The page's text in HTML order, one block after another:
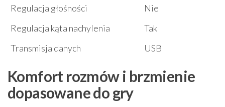
Regulacja głośności
Nie
Regulacja kąta nachylenia
Tak
Transmisja danych
USB
Komfort rozmów i brzmienie
dopasowane do gry